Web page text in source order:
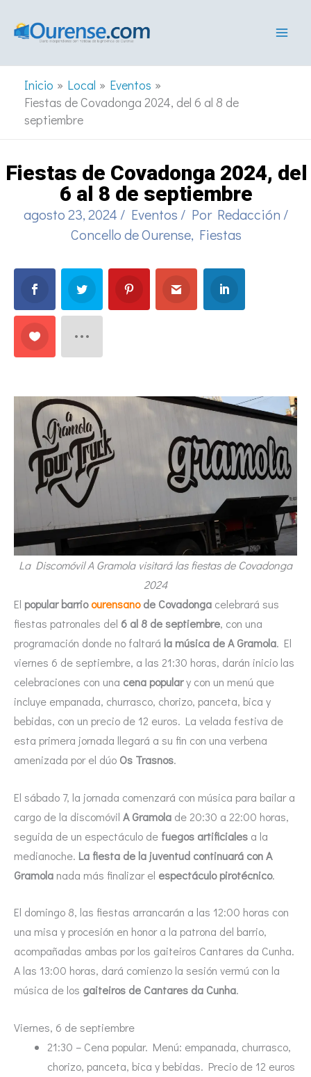
Inicio Local
Eventos
Fiestas de Covadonga 2024, del 6 al 8 de
septiembre
Fiestas de Covadonga 2024, del
6 al 8 de septiembre
agosto 23, 2024 / Eventos / Por Redacción /
Concello de Ourense, Fiestas
La Discomóvil A Gramola visitará las fiestas de Covadonga
2024
El popular barrioourensanode Covadonga celebrará sus
fiestas patronales del 6 al 8 de septiembre, con una
programación donde no faltará la música de A Gramola. El
viernes 6 de septiembre, a las 21:30 horas, darán inicio las
celebraciones con una cena populary con un menú que
incluye empanada, churrasco, chorizo, panceta, bica y
bebidas, con un precio de 12 euros. La velada festiva de
esta primera jornada llegará a su fin con una verbena
amenizada por el dúo Os Trasnos.
El sábado 7, la jornada comenzará con música para bailar a
cargo de la discomóvil A Gramola de 20:30 a 22:00 horas,
seguida de un espectáculo de fuegos artificiales a la
medianoche. La fiesta de la juventud continuará con A
Gramola nada más finalizar el espectáculo pirotécnico.
El domingo 8, las fiestas arrancarán a las 12:00 horas con
una misa y procesión en honor a la patrona del barrio,
acompañadas ambas por los gaiteiros Cantares da Cunha.
A las 13:00 horas, dará comienzo la sesión vermú con la
música de los gaiteiros de Cantares da Cunha.
Viernes, 6 de septiembre
21:30 – Cena popular. Menú: empanada, churrasco,
chorizo, panceta, bica y bebidas. Precio de 12 euros